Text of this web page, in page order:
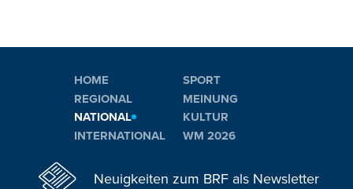
HOME
REGIONAL
NATIONAL
INTERNATIONAL
SPORT
MEINUNG
KULTUR
WM 2026
Neuigkeiten zum BRF als Newsletter